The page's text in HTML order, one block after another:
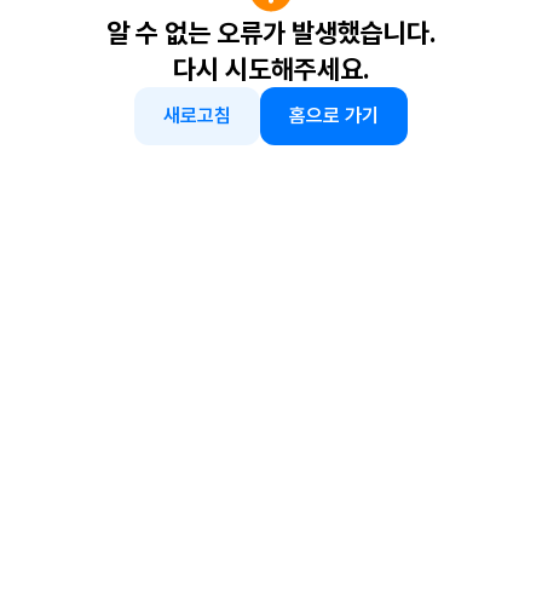
알 수 없는 오류가 발생했습니다.
다시 시도해주세요.
새로고침 홈으로 가기